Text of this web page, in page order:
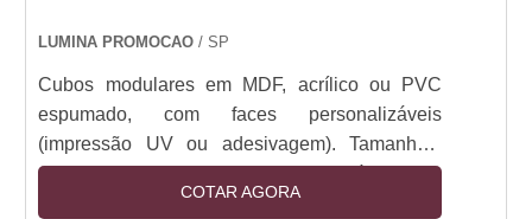
LUMINA PROMOCAO / SP
Cubos modulares em MDF, acrílico ou PVC
espumado, com faces personalizáveis
(impressão UV ou adesivagem). Tamanhos:
30x30cm a 1x1m. Estrutura montável com
encaixe ou imã, opcional com base em aço ou
COTAR AGORA